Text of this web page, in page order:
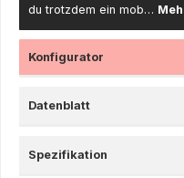
du trotzdem ein mob…
Konfigurator
Datenblatt
Spezifikation